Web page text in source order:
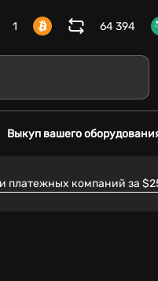
1 64 394
Выкуп вашего
платежных компаний за